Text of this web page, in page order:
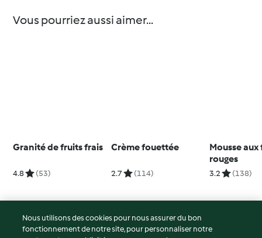
Vous pourriez aussi aimer...
Granité de fruits frais
4.8 (53)
Crème fouettée
2.7 (114)
Mousse
rouges
3.2 (138)
© Copyright 2026
Nous utilisons des cookies pour nous assurer du bon
fonctionnement de notre site, pour personnaliser notre